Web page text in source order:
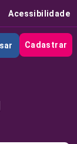
Acessibilidade
Cadastrar